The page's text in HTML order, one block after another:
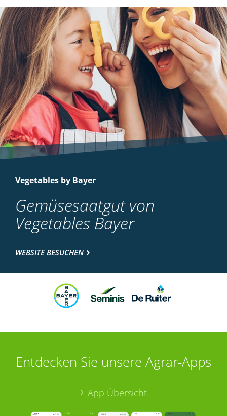
Vegetables by Bayer
Gemüsesaatgut von
Vegetables Bayer
WEBSITE BESUCHEN
Entdecken Sie unsere Agrar-Apps
App Übersicht